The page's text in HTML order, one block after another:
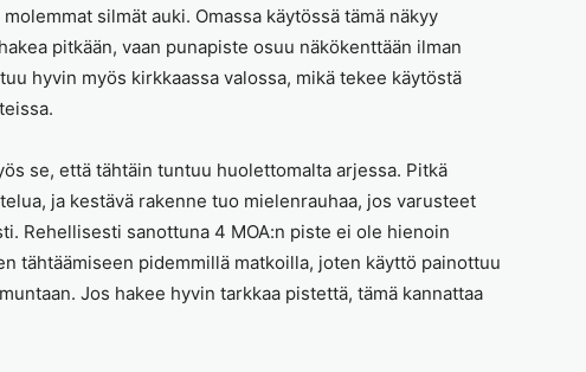
silmät auki. Omassa käytössä tämä näkyy
pitkään, vaan punapiste osuu näkökenttään ilman
hyvin myös kirkkaassa valossa, mikä tekee käytöstä
se, että tähtäin tuntuu huolettomalta arjessa. Pitkä
ja kestävä rakenne tuo mielenrauhaa, jos varusteet
Rehellisesti sanottuna 4 MOA:n piste ei ole hienoin
tähtäämiseen pidemmillä matkoilla, joten käyttö painottuu
Jos hakee hyvin tarkkaa pistettä, tämä kannattaa